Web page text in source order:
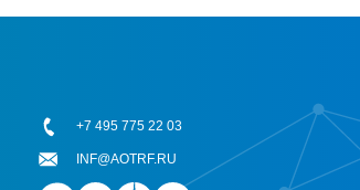
+7 495 775 22 03
INF@AOTRF.RU